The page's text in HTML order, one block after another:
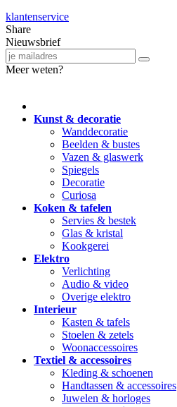
klantenservice
Share
Nieuwsbrief
Meer weten?
Kunst & decoratie
Wanddecoratie
Beelden & bustes
Vazen & glaswerk
Spiegels
Decoratie
Curiosa
Koken & tafelen
Servies & bestek
Glas & kristal
Kookgerei
Elektro
Verlichting
Audio & video
Overige elektro
Interieur
Kasten & tafels
Stoelen & zetels
Woonaccessoires
Textiel & accessoires
Kleding & schoenen
Handtassen & accessoires
Juwelen & horloges